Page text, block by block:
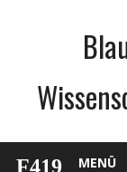
MENÜ